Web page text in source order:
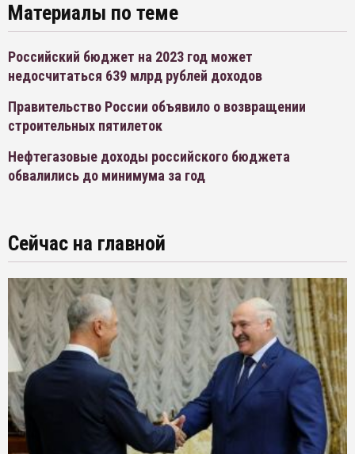
Материалы по теме
Российский бюджет на 2023 год может
недосчитаться 639 млрд рублей доходов
Правительство России объявило о возвращении
строительных пятилеток
Нефтегазовые доходы российского бюджета
обвалились до минимума за год
Сейчас на главной